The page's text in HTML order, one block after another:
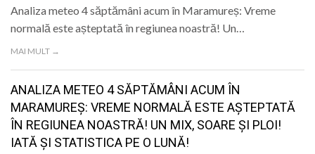
Analiza meteo 4 săptămâni acum în Maramureș: Vreme
normală este așteptată în regiunea noastră! Un…
MAI MULT →
ANALIZA METEO 4 SĂPTĂMÂNI ACUM ÎN
MARAMUREȘ: VREME NORMALĂ ESTE AȘTEPTATĂ
ÎN REGIUNEA NOASTRĂ! UN MIX, SOARE ȘI PLOI!
IATĂ ȘI STATISTICA PE O LUNĂ!